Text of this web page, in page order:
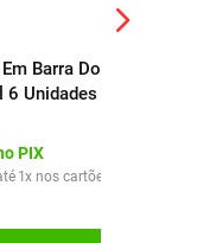
Barra Dove
6 Unidades
PIX
1x nos cartões